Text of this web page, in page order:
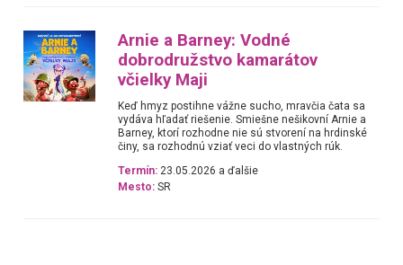
Arnie a Barney: Vodné
dobrodružstvo kamarátov
včielky Maji
Keď hmyz postihne vážne sucho, mravčia čata sa
vydáva hľadať riešenie. Smiešne nešikovní Arnie a
Barney, ktorí rozhodne nie sú stvorení na hrdinské
činy, sa rozhodnú vziať veci do vlastných rúk.
Termín: 23.05.2026 a ďalšie
Mesto: SR